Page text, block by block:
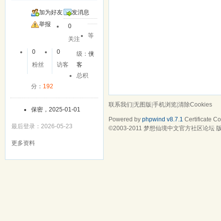
加为好友
发消息
举报
0
关注
0
粉丝
0
访客
等
级：侠
客
总积
分： 192
保密，2025-01-01
最后登录：2026-05-23
更多资料
联系我们|无图版|手机浏览|清除Cookies
Powered by phpwind v8.7.1 Certificate
©2003-2011 梦想仙境中文官方社区论坛